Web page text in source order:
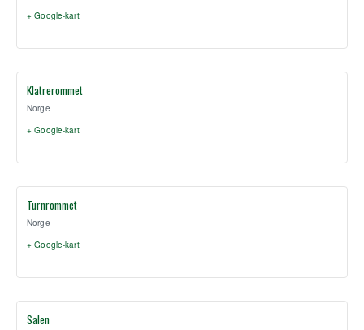
+ Google-kart
Klatrerommet
Norge
+ Google-kart
Turnrommet
Norge
+ Google-kart
Salen